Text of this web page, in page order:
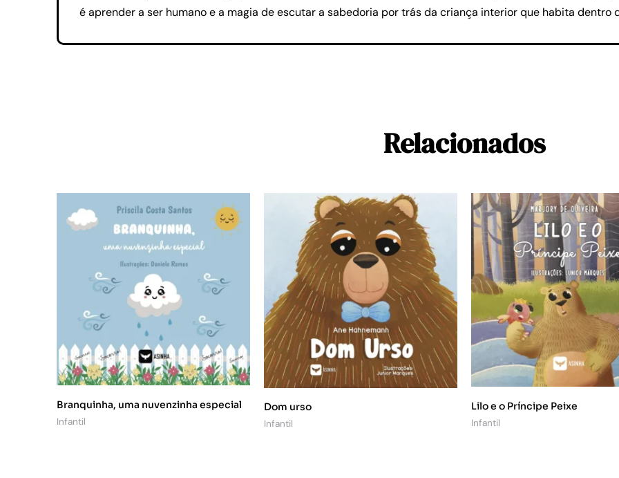
é aprender a ser humano e a magia de escutar a sabedoria por trás da criança interior que habita dentro
Relacionados
Branquinha, uma nuvenzinha especial
Infantil
Dom urso
Infantil
Lilo e o Príncipe Peixe
Infantil